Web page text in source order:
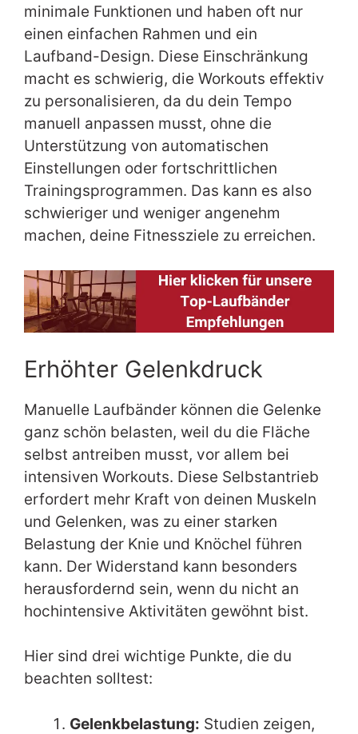
minimale Funktionen und haben oft nur
einen einfachen Rahmen und ein
Laufband-Design. Diese Einschränkung
macht es schwierig, die Workouts effektiv
zu personalisieren, da du dein Tempo
manuell anpassen musst, ohne die
Unterstützung von automatischen
Einstellungen oder fortschrittlichen
Trainingsprogrammen. Das kann es also
schwieriger und weniger angenehm
machen, deine Fitnessziele zu erreichen.
Erhöhter Gelenkdruck
Manuelle Laufbänder können die Gelenke
ganz schön belasten, weil du die Fläche
selbst antreiben musst, vor allem bei
intensiven Workouts. Diese Selbstantrieb
erfordert mehr Kraft von deinen Muskeln
und Gelenken, was zu einer starken
Belastung der Knie und Knöchel führen
kann. Der Widerstand kann besonders
herausfordernd sein, wenn du nicht an
hochintensive Aktivitäten gewöhnt bist.
Hier sind drei wichtige Punkte, die du
beachten solltest:
Gelenkbelastung: Studien zeigen,